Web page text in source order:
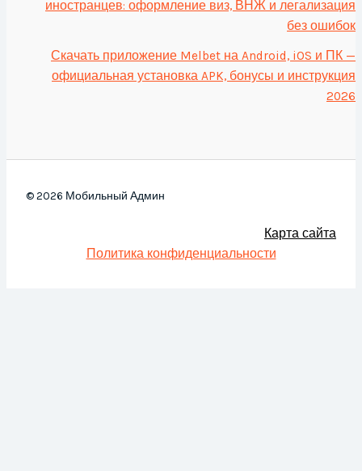
иностранцев: оформление виз, ВНЖ и легализация
без ошибок
Скачать приложение Melbet на Android, iOS и ПК —
официальная установка APK, бонусы и инструкция
2026
© 2026 Мобильный Админ
Карта сайта
Политика конфиденциальности